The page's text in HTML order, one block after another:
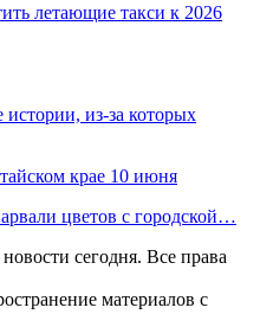
летающие такси к 2026
из-за которых
крае 10 июня
цветов с городской…
сегодня. Все права
материалов с